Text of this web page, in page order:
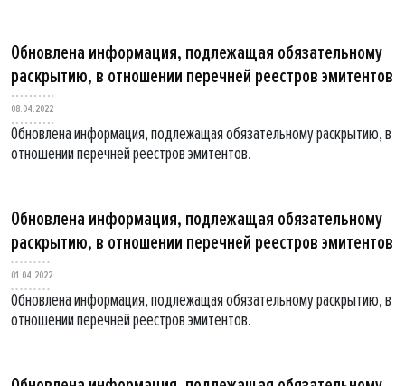
Обновлена информация, подлежащая обязательному
раскрытию, в отношении перечней реестров эмитентов
08.04.2022
Обновлена информация, подлежащая обязательному раскрытию, в
отношении перечней реестров эмитентов.
Обновлена информация, подлежащая обязательному
раскрытию, в отношении перечней реестров эмитентов
01.04.2022
Обновлена информация, подлежащая обязательному раскрытию, в
отношении перечней реестров эмитентов.